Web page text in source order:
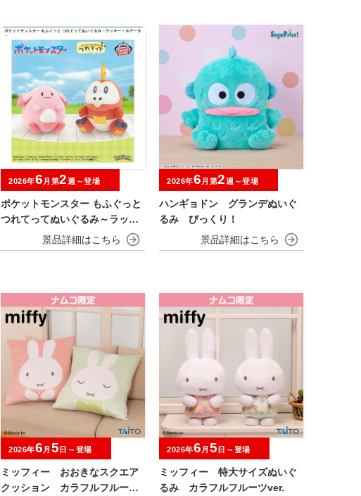
ポケットモンスター もふぐっと
つれてってぬいぐるみ～ラッキ
ー・ホゲータ～
2026年6 月第2週～登場
ハンギョドン グランデぬいぐ
るみ びっくり！
2026年6 月第2週～登場
ミッフィー おおきなスクエア
クッション カラフルフルーツv
2026年6 月 5 日～登場
ミッフィー 特大サイズぬいぐ
るみ カラフルフルーツver.
2026年6 月 5 日～登場